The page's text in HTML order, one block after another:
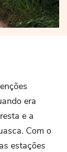
era
e a
Com o
estações